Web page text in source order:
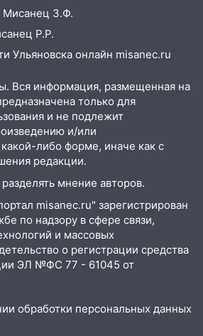
Мисанец З.Ф.
Р.Р.
Ульяновска онлайн misanec.ru
Вся информация, размещенная на
только для
и не подлежит
и/или
либо форме, иначе как с
редакции.
мнение авторов.
misanec.ru" зарегистрирован
по надзору в сфере связи,
и массовых
о регистрации средства
ЭЛ №ФС 77 - 61045 от
обработки персональных данных